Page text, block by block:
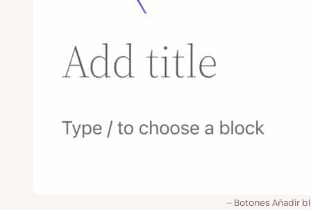
Botones Añadir